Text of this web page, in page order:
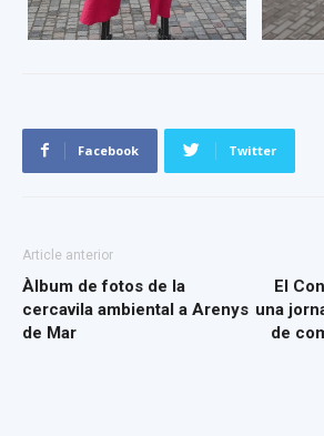
Facebook Twitter
Article anterior
Àlbum de fotos de la
cercavila ambiental a Arenys
de Mar
El
una
de